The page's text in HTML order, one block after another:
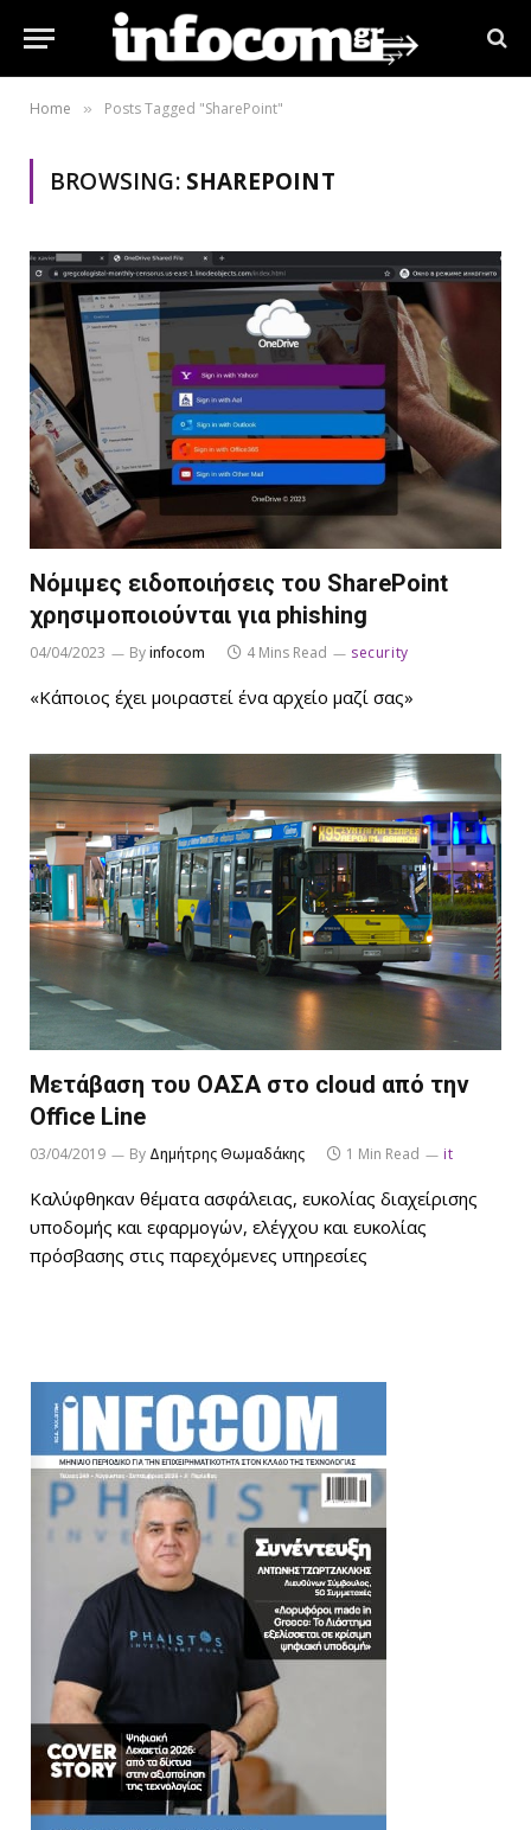
Home » Posts Tagged "SharePoint"
BROWSING: SHAREPOINT
Νόμιμες ειδοποιήσεις του SharePoint
χρησιμοποιούνται για phishing
04/04/2023 Byinfocom 4 Mins Read security
«Κάποιος έχει μοιραστεί ένα αρχείο μαζί σας»
Μετάβαση του ΟΑΣΑ στο cloud από την
Office Line
03/04/2019 By Δημήτρης Θωμαδάκης 1 Min Read it
Καλύφθηκαν θέματα ασφάλειας, ευκολίας διαχείρισης
υποδομής και εφαρμογών, ελέγχου και ευκολίας
πρόσβασης στις παρεχόμενες υπηρεσίες